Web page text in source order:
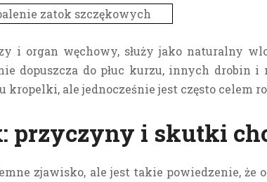
i organ węchowy, służy jako naturalny
dopuszcza do płuc kurzu, innych drobin i
kropelki, ale jednocześnie jest często celem
przyczyny i skutki
zjawisko, ale jest takie powiedzenie,